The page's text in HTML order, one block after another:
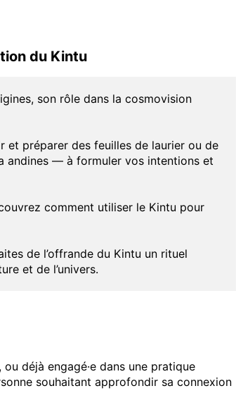
du Kintu
son rôle dans la cosmovision
et préparer des feuilles de laurier ou de
andines — à formuler vos intentions et
comment utiliser le Kintu pour
de l’offrande du Kintu un rituel
et de l’univers.
déjà engagé·e dans une pratique
souhaitant approfondir sa connexion